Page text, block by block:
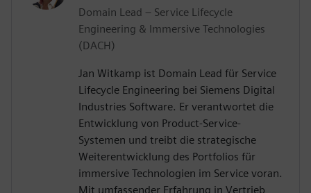
Domain Lead – Service Lifecycle
Engineering & Immersive Technologies
(DACH)
Jan Witkamp ist Domain Lead für Service
Lifecycle Engineering bei Siemens Digital
Industries Software. Er verantwortet die
Entwicklung von Product-Service-
Systemen und treibt die strategische
Weiterentwicklung des Portfolios für
immersive Technologien im Service voran.
Mit umfassender Erfahrung in Vertrieb,